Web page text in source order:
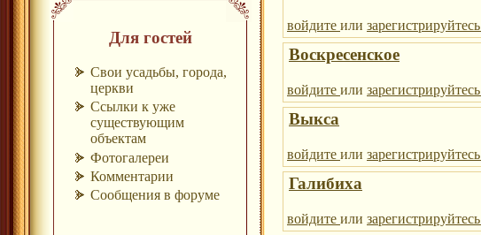
Для гостей
Свои усадьбы, города,
церкви
Ссылки к уже
существующим
объектам
Фотогалереи
Комментарии
Сообщения в форуме
войдите или зарегистрируйтесь
Воскресенское
войдите или зарегистрируйтесь
Выкса
войдите или зарегистрируйтесь
Галибиха
войдите или зарегистрируйтесь